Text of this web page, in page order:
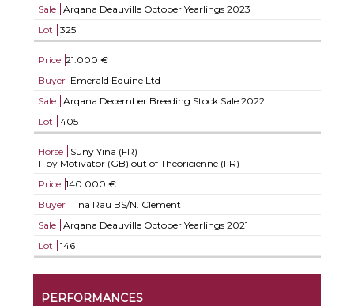
Sale
Arqana Deauville October Yearlings 2023
Lot
325
Price 21.000 €
Buyer Emerald Equine Ltd
Sale
Arqana December Breeding Stock Sale 2022
Lot
405
Horse
Suny Yina (FR)
F by Motivator (GB) out of Theoricienne (FR)
Price 140.000 €
Buyer Tina Rau BS/N. Clement
Sale
Arqana Deauville October Yearlings 2021
Lot
146
PERFORMANCES